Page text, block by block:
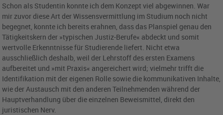
Schon als Studentin konnte ich dem Konzept viel abgewinnen. War
mir zuvor diese Art der Wissensvermittlung im Studium noch nicht
begegnet, konnte ich bereits erahnen, dass das Planspiel genau den
Tätigkeitskern der »typischen Justiz-Berufe« abdeckt und somit
wertvolle Erkenntnisse für Studierende liefert. Nicht etwa
ausschließlich deshalb, weil der Lehrstoff des ersten Examens
aufbereitet und »mit Praxis« angereichert wird; vielmehr trifft die
Identifikation mit der eigenen Rolle sowie die kommunikativen Inhalte,
wie der Austausch mit den anderen Teilnehmenden während der
Hauptverhandlung über die einzelnen Beweismittel, direkt den
juristischen Nerv.